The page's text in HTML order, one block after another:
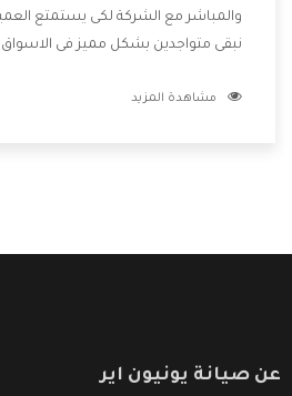
والمباشر مع الشركة لكى يستمتع
نبقى متواجدين بشكل مميز فى
الشركة بها والتى تكون منها خدمة
مشاهدة المزيد
عن صيانة يونيون اير